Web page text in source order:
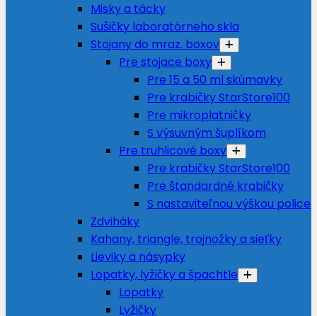
Misky a tácky
Sušičky laboratórneho skla
Stojany do mraz. boxov
Pre stojace boxy
Pre 15 a 50 ml skúmavky
Pre krabičky StarStore100
Pre mikroplatničky
S výsuvným šuplíkom
Pre truhlicové boxy
Pre krabičky StarStore100
Pre štandardné krabičky
S nastaviteľnou výškou police
Zdviháky
Kahany, triangle, trojnožky a sieťky
Lieviky a násypky
Lopatky, lyžičky a špachtle
Lopatky
Lyžičky